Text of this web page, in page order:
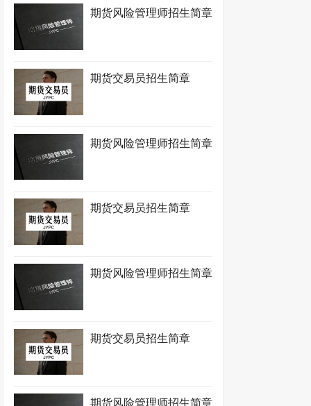
期货风险管理师招生简章
期货交易员招生简章
期货风险管理师招生简章
期货交易员招生简章
期货风险管理师招生简章
期货交易员招生简章
期货风险管理师招生简章